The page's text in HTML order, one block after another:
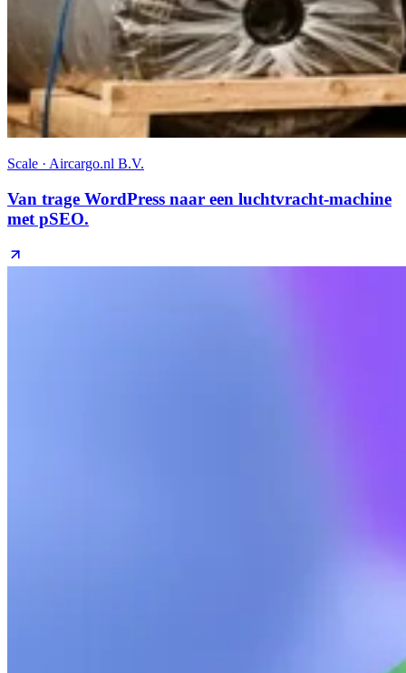
Scale · Aircargo.nl B.V.
Van trage WordPress naar een luchtvracht-machine
met pSEO.